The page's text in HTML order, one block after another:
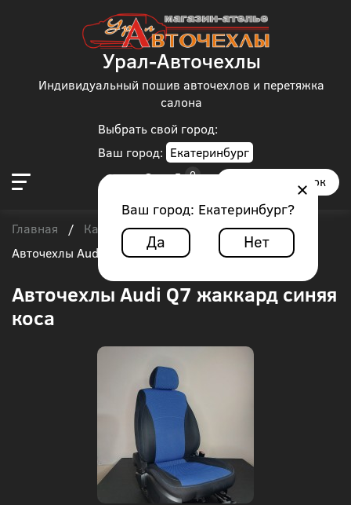
Выбрать свой город:
Ваш город: Екатеринбург
Ваш город: Екатеринбург?
Да Нет
Урал-Авточехлы
Индивидуальный пошив авточехлов и перетяжка
салона
Заказать звонок
Главная / Каталог чехлов / Audi / Audi Q7
Авточехлы Audi Q7 жаккард синяя коса
Авточехлы Audi Q7 жаккард синяя
коса